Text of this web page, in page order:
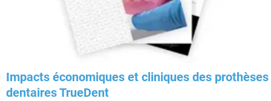
Impacts économiques et cliniques des prothèses
dentaires TrueDent